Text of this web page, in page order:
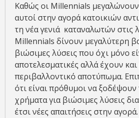
Καθώς οι Millennials
αυτοί στην αγορά κατοικιών
τη νέα γενιά καταναλωτών στις
Millennials δίνουν μεγαλύτερη
βιώσιμες λύσεις που όχι μόνο
αποτελεσματικές αλλά έχουν
περιβαλλοντικό αποτύπωμα.
ότι είναι πρόθυμοι να
χρήματα για βιώσιμες λύσεις
έτσι νέες απαιτήσεις στην αγορά.